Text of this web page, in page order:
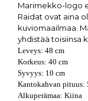
Marimekko-logo
Raidat ovat aina
kuviomaailmaa.
yhdistää toisiinsa
Leveys: 48 cm
Korkeus: 40 cm
Syvyys: 10 cm
Kantokahvan pituus:
Alkuperämaa: Kiina